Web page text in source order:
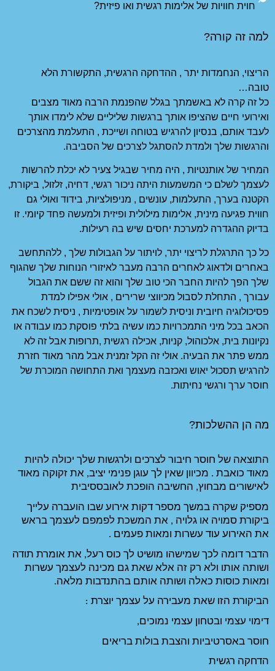
ואו פיזית?
הרגשית, התקשורת הלא
שהפנמת הרבה מאוד מצבים
שליליים שלא לימדו אותך
ושייכת , התעלמת מהצרכים
לצרכים של הסביבה.
שבגיל צעיר לא יכלת להרשות
רגשי, דחיה, זלזול, ביקורת,
מניפולציות, בידוד ואולי גם
ופיזית ולמעשה פחד קיומי. זו
שיש בה רעילות.
על הגבולות שלך , ללהתחשב
מעבר לאיזורי הנוחות שלך שהגוף
שלך והוא זה ששם את הגבול
שרירים , אולי אפילו למדת
על אופטימיות , ניסית לשכח את
עשיה בלתי פוסקת כמו עבודה או
רגשית ,תרופות אבל זה לא
זמנית אבל מהר מאוד חזרת
ואת התחושה המוכרת של
התוצאה של חוסר חיבור לצרכים ולרגשות שלך יכולה להיות
מאוד כואבת . מכיוון שאין לך עוגן פנימי יציב, את זקוקה מאוד
לאובססיבית
מספיק שקרה במשך מספר דקות אירוע שבו הועברה עלייך
ביקורת סמויה או גלויה , את המשכת לפמפם לעצמך בראש
פעמים .
הדבר דומה לכך שמישהו מושיט לך כוס רעל, את אומרת תודה
ושותה אותו ולא רק זה אלא שאת גם מכינה לעצמך עשרות
בהתנדבות מלאה.
עצמך יוצרת :
בריאים